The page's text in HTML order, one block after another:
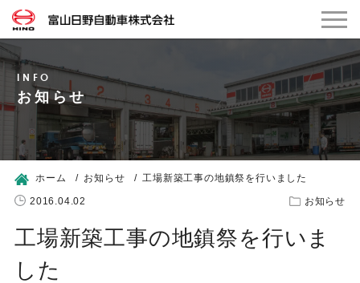
お知らせ
ホーム お知らせ 工場新築工事の地鎮祭を行いました
2016.04.02 お知らせ
工場新築工事の地鎮祭を行いま
した